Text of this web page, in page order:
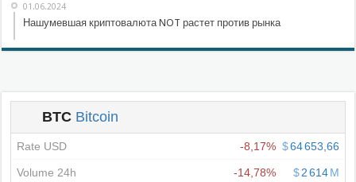
01.06.2024
Нашумевшая криптовалюта NOT растет против рынка